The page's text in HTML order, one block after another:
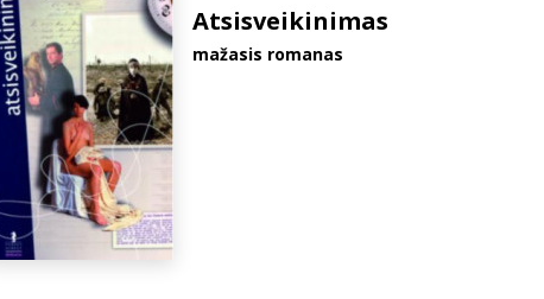
Atsisveikinimas
mažasis romanas